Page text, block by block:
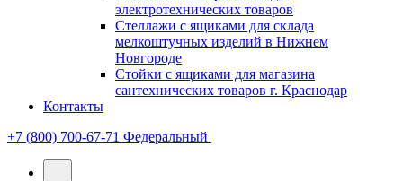
электротехнических товаров
Стеллажи с ящиками для склада
мелкоштучных изделий в Нижнем
Новгороде
Стойки с ящиками для магазина
сантехнических товаров г. Краснодар
Контакты
+7 (800) 700-67-71 Федеральный